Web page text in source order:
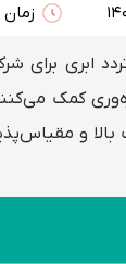
زمان
ابری
کمک
و